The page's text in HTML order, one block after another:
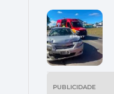
PUBLICIDADE